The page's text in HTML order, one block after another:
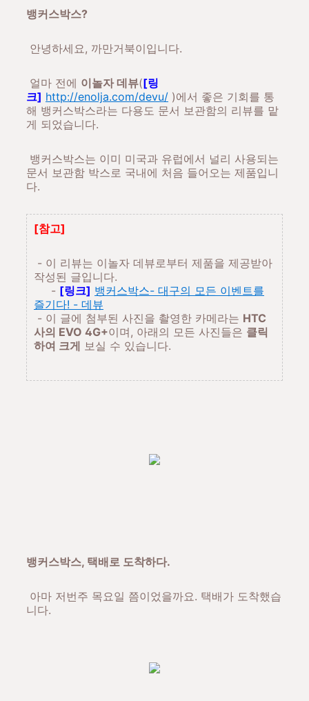
포스룸에서 대신 해드립니다.
뱅커스박스?
안녕하세요, 까만거북이입니다.
얼마 전에 이놀자 데뷰([링
크] http://enolja.com/devu/ )에서 좋은 기회를 통
해 뱅커스박스라는 다용도 문서 보관함의 리뷰를 맡
게 되었습니다.
뱅커스박스는 이미 미국과 유럽에서 널리 사용되는
문서 보관함 박스로 국내에 처음 들어오는 제품입니
다.
[참고]
- 이 리뷰는 이놀자 데뷰로부터 제품을 제공받아
작성된 글입니다.
- [링크] 뱅커스박스- 대구의 모든 이벤트를
즐기다! - 데뷰
- 이 글에 첨부된 사진을 촬영한 카메라는 HTC
사의 EVO 4G+이며, 아래의 모든 사진들은 클릭
하여 크게 보실 수 있습니다.
뱅커스박스, 택배로 도착하다.
아마 저번주 목요일 쯤이었을까요. 택배가 도착했습
니다.